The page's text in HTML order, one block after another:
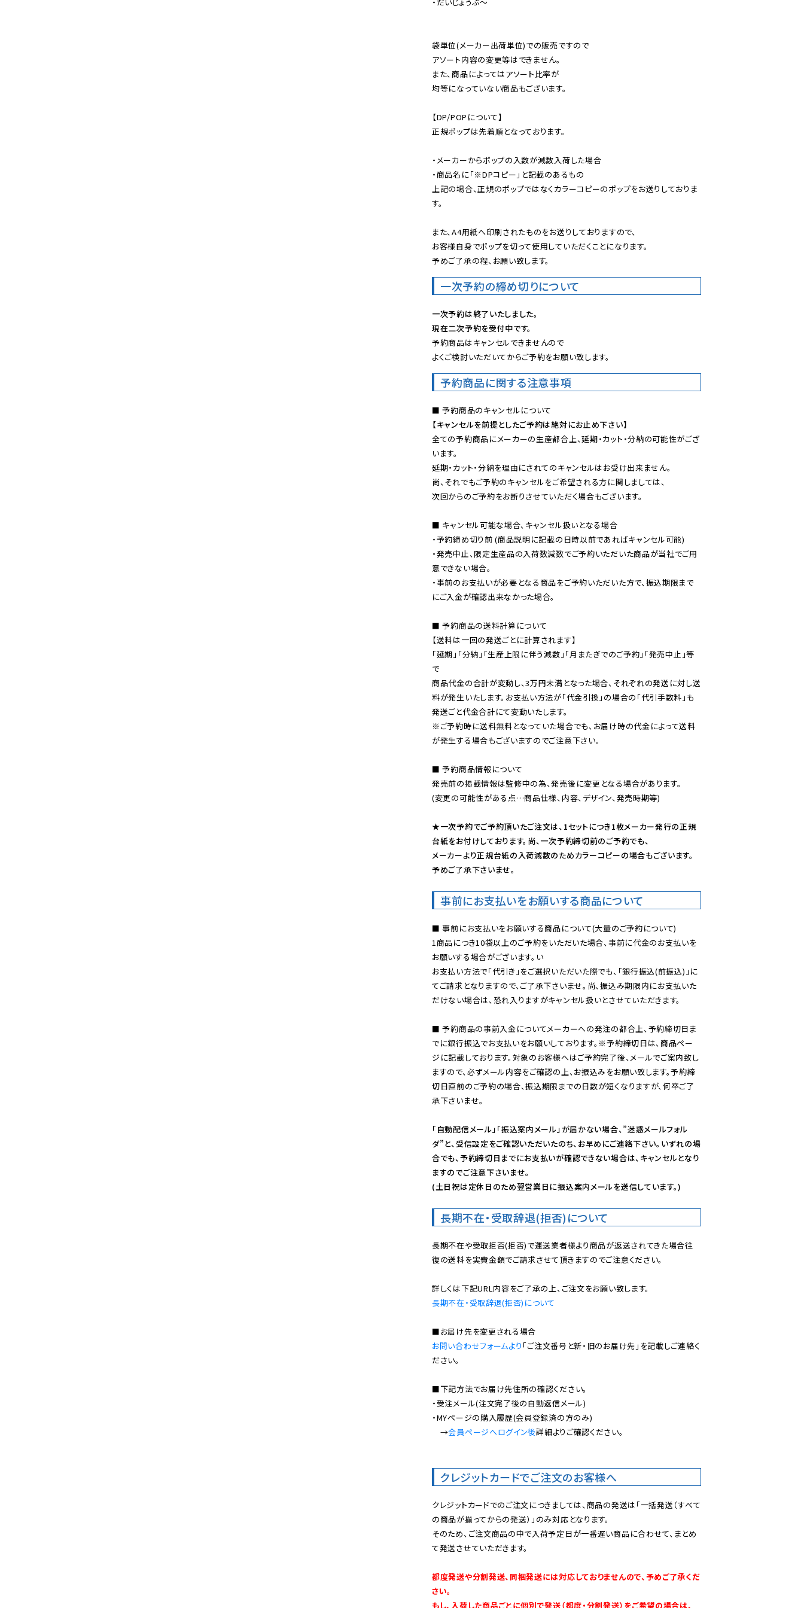
袋単位(メーカー出荷単位)での販売ですので
アソート内容の変更等はできません。
また、商品によってはアソート比率が
均等になっていない商品もございます。
【DP/POPについて】
正規ポップは先着順となっております。
・メーカーからポップの入数が減数入荷した場合
・商品名に「※DPコピー」と記載のあるもの
上記の場合、正規のポップではなくカラーコピーのポップをお送りしておりま
す。
また、A4用紙へ印刷されたものをお送りしておりますので、
お客様自身でポップを切って使用していただくことになります。
予めご了承の程、お願い致します。
一次予約の締め切りについて
一次予約は終了いたしました。
現在二次予約を受付中です。
予約商品はキャンセルできませんので
よくご検討いただいてからご予約をお願い致します。
予約商品に関する注意事項
【キャンセルを前提としたご予約は絶対にお止め下さい】
全ての予約商品にメーカーの生産都合上、延期・カット・分納の可能性がござ
います。
延期・カット・分納を理由にされてのキャンセルはお受け出来ません。
尚、それでもご予約のキャンセルをご希望される方に関しましては、
次回からのご予約をお断りさせていただく場合もございます。
■ キャンセル可能な場合、キャンセル扱いとなる場合
・予約締め切り前 (商品説明に記載の日時以前であればキャンセル可能)
・発売中止、限定生産品の入荷数減数でご予約いただいた商品が当社でご用
意できない場合。
・事前のお支払いが必要となる商品をご予約いただいた方で、振込期限まで
にご入金が確認出来なかった場合。
■ 予約商品の送料計算について
【送料は一回の発送ごとに計算されます】
「延期」「分納」「生産上限に伴う減数」「月またぎでのご予約」「発売中止」等
で
商品代金の合計が変動し、3万円未満となった場合、それぞれの発送に対し送
料が発生いたします。お支払い方法が「代金引換」の場合の「代引手数料」も
※ご予約時に送料無料となっていた場合でも、お届け時の代金によって送料
が発生する場合もございますのでご注意下さい。
■ 予約商品情報について
発売前の掲載情報は監修中の為、発売後に変更となる場合があります。
(変更の可能性がある点…商品仕様、内容、デザイン、発売時期等)
★一次予約でご予約頂いたご注文は、1セットにつき1枚メーカー発行の正規
台紙をお付けしております。尚、一次予約締切前のご予約でも、
メーカーより正規台紙の入荷減数のためカラーコピーの場合もございます。
予めご了承下さいませ。
事前にお支払いをお願いする商品について
■ 事前にお支払いをお願いする商品について(大量のご予約について)
1商品につき10袋以上のご予約をいただいた場合、事前に代金のお支払いを
お願いする場合がございます。い
お支払い方法で「代引き」をご選択いただいた際でも、「銀行振込(前振込)」に
てご請求となりますので、ご了承下さいませ。尚、振込み期限内にお支払いた
だけない場合は、恐れ入りますがキャンセル扱いとさせていただきます。
■ 予約商品の事前入金についてメーカーへの発注の都合上、予約締切日ま
でに銀行振込でお支払いをお願いしております。※予約締切日は、商品ペー
ジに記載しております。対象のお客様へはご予約完了後、メールでご案内致し
ますので、必ずメール内容をご確認の上、お振込みをお願い致します。予約締
切日直前のご予約の場合、振込期限までの日数が短くなりますが、何卒ご了
承下さいませ。
「自動配信メール」「振込案内メール」が届かない場合、”迷惑メールフォル
ダ”と、受信設定をご確認いただいたのち、お早めにご連絡下さい。いずれの場
合でも、予約締切日までにお支払いが確認できない場合は、キャンセルとなり
ますのでご注意下さいませ。
(土日祝は定休日のため翌営業日に振込案内メールを送信しています。)
長期不在・受取辞退(拒否)について
長期不在や受取拒否(拒否)で運送業者様より商品が返送されてきた場合往
復の送料を実費金額でご請求させて頂きますのでご注意ください。
長期不在・受取辞退(拒否)について
お問い合わせフォームより 「ご注文番号と新・旧のお届け先」を記載しご連絡く
ださい。
■下記方法でお届け先住所の確認ください。
・受注メール(注文完了後の自動返信メール)
・MYページの購入履歴(会員登録済の方のみ)
→会員ページへログイン後詳細よりご確認ください。
クレジットカードでご注文のお客様へ
クレジットカードでのご注文につきましては、商品の発送は「一括発送（すべて
の商品が揃ってからの発送）」のみ対応となります。
そのため、ご注文商品の中で入荷予定日が一番遅い商品に合わせて、まとめ
て発送させていただきます。
都度発送や分割発送、同梱発送には対応しておりませんので、予めご了承くだ
さい。
もし、入荷した商品ごとに個別で発送（都度・分割発送）をご希望の場合は、